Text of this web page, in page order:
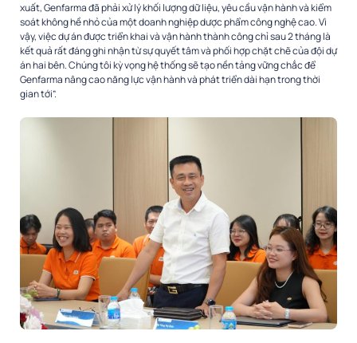
xuất, Genfarma đã phải xử lý khối lượng dữ liệu, yêu cầu vận hành và kiểm
soát không hề nhỏ của một doanh nghiệp dược phẩm công nghệ cao. Vì
vậy, việc dự án được triển khai và vận hành thành công chỉ sau 2 tháng là
kết quả rất đáng ghi nhận từ sự quyết tâm và phối hợp chặt chẽ của đội dự
án hai bên. Chúng tôi kỳ vọng hệ thống sẽ tạo nền tảng vững chắc để
Genfarma nâng cao năng lực vận hành và phát triển dài hạn trong thời
gian tới”.